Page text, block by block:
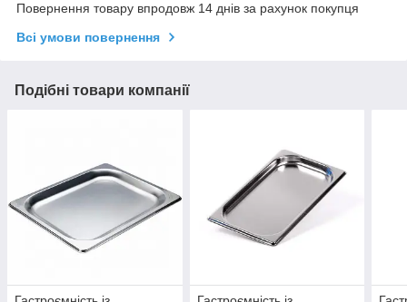
Повернення товару впродовж 14 днів за рахунок покупця
Всі умови повернення
Подібні товари компанії